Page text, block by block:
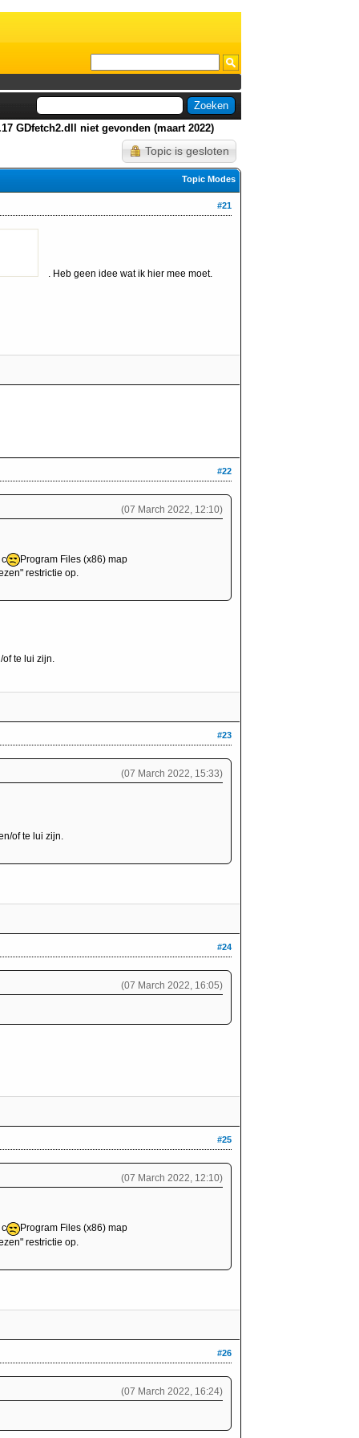
GDfetch2.dll niet gevonden (maart 2022)
Topic is gesloten
Topic Modes
#21
. Heb geen idee wat ik hier mee moet.
#22
(07 March 2022, 12:10)
Program Files (x86) map
restrictie op.
of te lui zijn.
#23
(07 March 2022, 15:33)
of te lui zijn.
#24
(07 March 2022, 16:05)
#25
(07 March 2022, 12:10)
Program Files (x86) map
restrictie op.
#26
(07 March 2022, 16:24)